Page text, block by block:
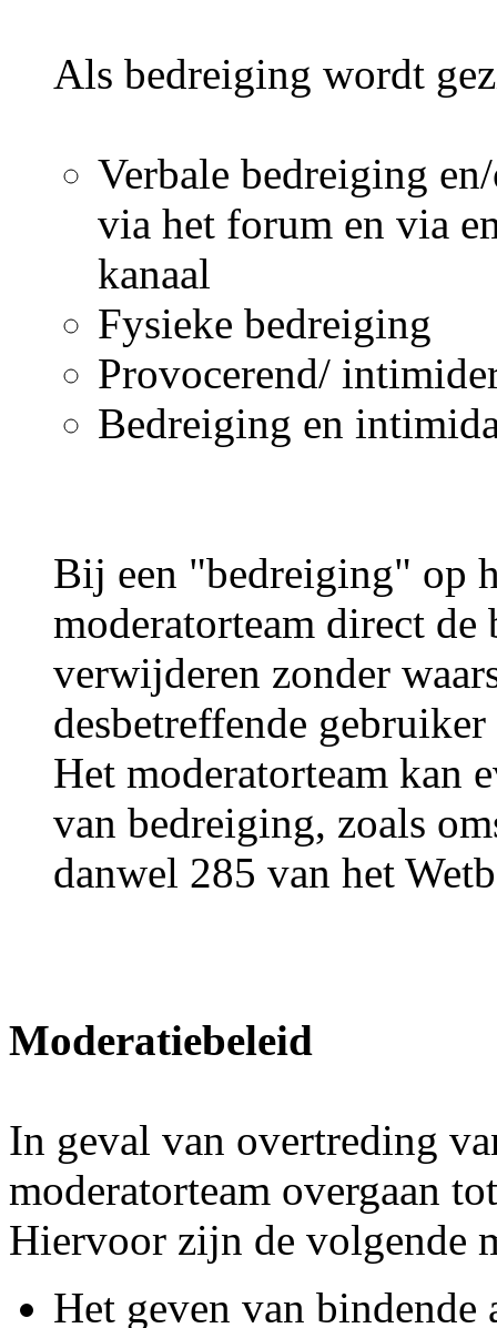
Als bedreiging wordt
Verbale bedreiging
via het forum en via
kanaal
Fysieke bedreiging
Provocerend/
Bedreiging en
Bij een "bedreiging" op
moderatorteam direct
verwijderen zonder
desbetreffende
Het moderatorteam kan
van bedreiging, zoals
danwel 285 van het
Moderatiebeleid
In geval van overtreding
moderatorteam overgaan
Hiervoor zijn de volgende
Het geven van